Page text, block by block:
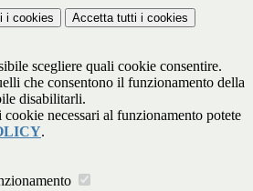
i cookies Accetta tutti i cookies
scegliere quali cookie consentire.
che consentono il funzionamento della
disabilitarli.
necessari al funzionamento potete
.